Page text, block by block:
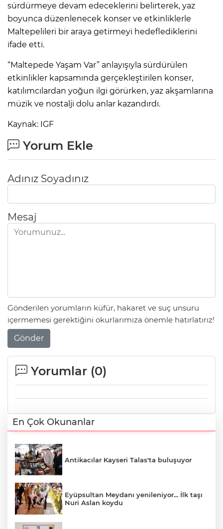
sürdürmeye devam edeceklerini belirterek, yaz
boyunca düzenlenecek konser ve etkinliklerle
Maltepelileri bir araya getirmeyi hedeflediklerini
ifade etti.
“Maltepede Yaşam Var” anlayışıyla sürdürülen
etkinlikler kapsamında gerçekleştirilen konser,
katılımcılardan yoğun ilgi görürken, yaz akşamlarına
müzik ve nostalji dolu anlar kazandırdı.
Kaynak: IGF
Yorum Ekle
Adınız Soyadınız
Mesaj
Gönderilen yorumların küfür, hakaret ve suç unsuru
içermemesi gerektiğini okurlarımıza önemle hatırlatırız!
Gönder
Yorumlar (0)
En Çok Okunanlar
Antikacılar Kayseri Talas'ta buluşuyor
Eyüpsultan Meydanı yenileniyor... İlk taşı
Nuri Aslan koydu